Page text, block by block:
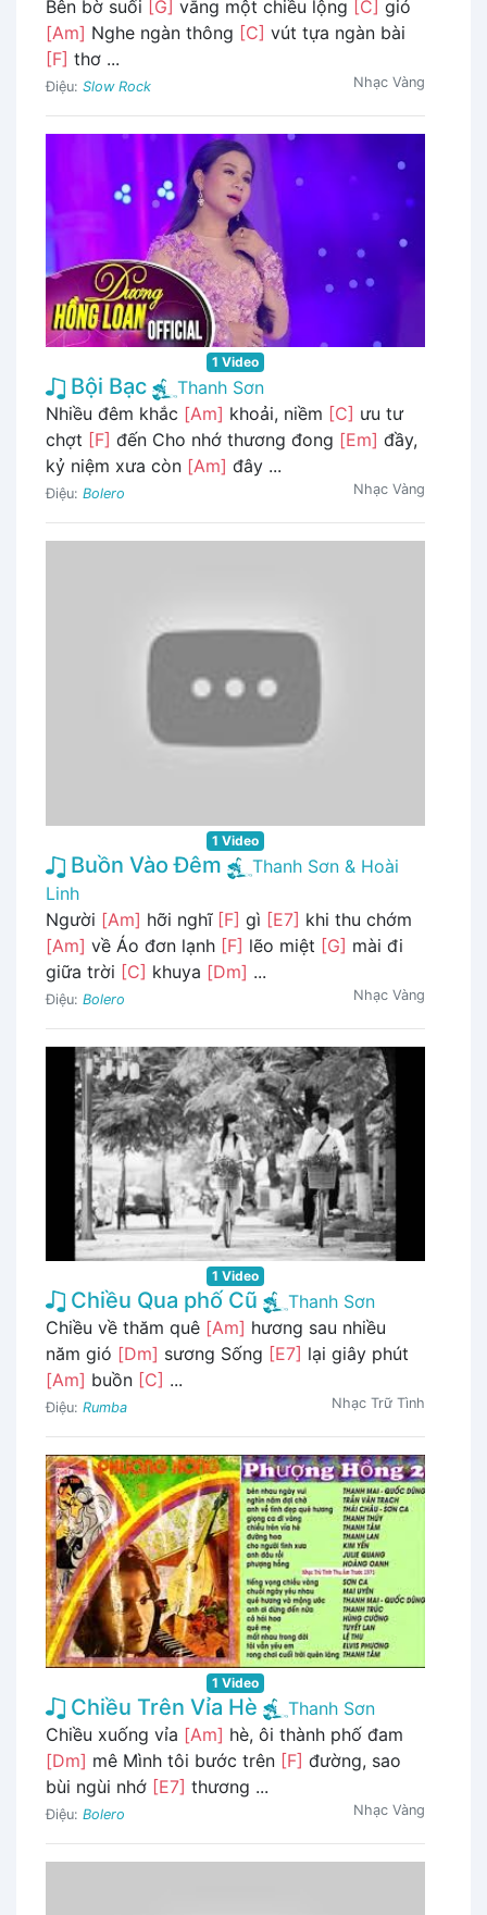
Bên bờ suối [G] vắng một chiều lộng [C] gió
[Am] Nghe ngàn thông [C] vút tựa ngàn bài
[F] thơ ...
Điệu: Slow Rock Nhạc Vàng
1 Video
Bội Bạc
Thanh Sơn
Nhiều đêm khắc [Am] khoải, niềm [C] ưu tư
chợt [F] đến Cho nhớ thương đong [Em] đầy,
kỷ niệm xưa còn [Am] đây ...
Điệu: Bolero Nhạc Vàng
1 Video
Buồn Vào Đêm
Thanh Sơn & Hoài
Linh
Người [Am] hỡi nghĩ [F] gì [E7] khi thu chớm
[Am] về Áo đơn lạnh [F] lẽo miệt [G] mài đi
giữa trời [C] khuya [Dm] ...
Điệu: Bolero Nhạc Vàng
1 Video
Chiều Qua phố Cũ
Thanh Sơn
Chiều về thăm quê [Am] hương sau nhiều
năm gió [Dm] sương Sống [E7] lại giây phút
[Am] buồn [C] ...
Điệu: Rumba Nhạc Trữ Tình
1 Video
Chiều Trên Vỉa Hè
Thanh Sơn
Chiều xuống vỉa [Am] hè, ôi thành phố đam
[Dm] mê Mình tôi bước trên [F] đường, sao
bùi ngùi nhớ [E7] thương ...
Điệu: Bolero Nhạc Vàng